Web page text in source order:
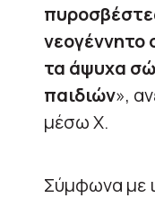
νεογέννητο
τα άψυχα
παιδιών»,
μέσω X.
Σύμφωνα με